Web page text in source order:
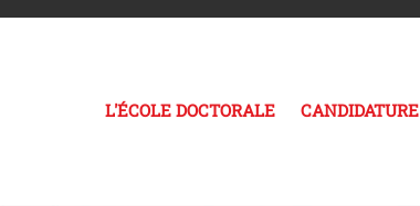
L'ÉCOLE DOCTORALE CANDIDATURE